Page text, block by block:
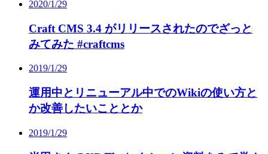
2020/1/29
Craft CMS 3.4 がリリースされたのでざっと
みてみた #craftcms
2019/1/29
運用中とリニューアル中でのWikiの使い方と
か改善したいこととか
2019/1/29